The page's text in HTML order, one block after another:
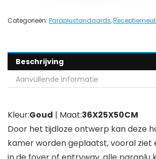
Categorieën: Paraplustandaards,
Beschrijving
Aanvullende informatie
Kleur:Goud | Maat:36X25X50CM
Door het tijdloze ontwerp kan deze
kamer worden geplaatst, vooral ziet